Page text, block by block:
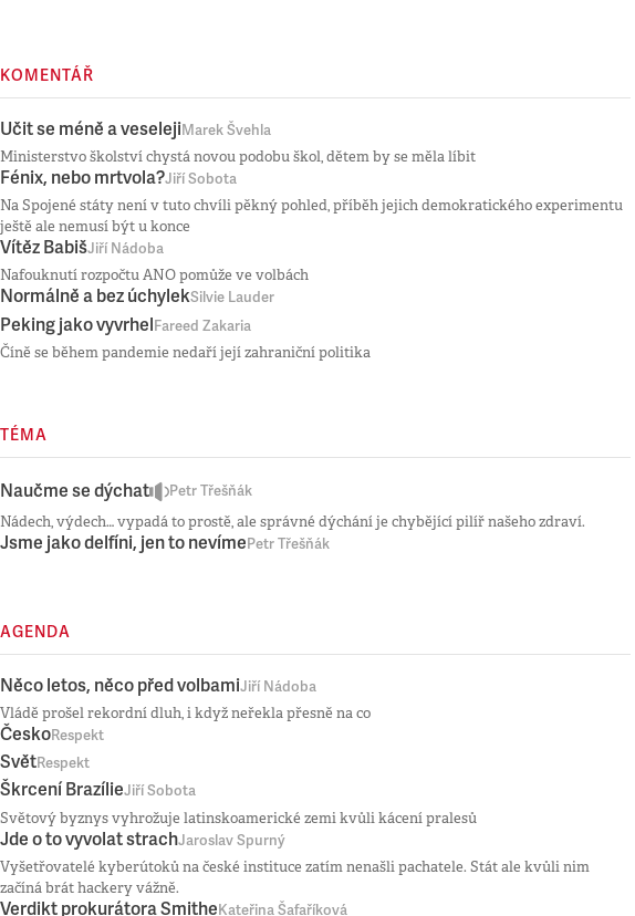
KOMENTÁŘ
Učit se méně a veselejiMarek Švehla
Ministerstvo školství chystá novou podobu škol, dětem by se měla líbit
Fénix, nebo mrtvola?Jiří Sobota
Na Spojené státy není v tuto chvíli pěkný pohled, příběh jejich demokratického experimentu
ještě ale nemusí být u konce
Vítěz BabišJiří Nádoba
Nafouknutí rozpočtu ANO pomůže ve volbách
Normálně a bez úchylekSilvie Lauder
Peking jako vyvrhelFareed Zakaria
Číně se během pandemie nedaří její zahraniční politika
TÉMA
Naučme se dýchat Petr Třešňák
Nádech, výdech… vypadá to prostě, ale správné dýchání je chybějící pilíř našeho zdraví.
Jsme jako delfíni, jen to nevímePetr Třešňák
AGENDA
Něco letos, něco před volbamiJiří Nádoba
Vládě prošel rekordní dluh, i když neřekla přesně na co
ČeskoRespekt
SvětRespekt
Škrcení BrazílieJiří Sobota
Světový byznys vyhrožuje latinskoamerické zemi kvůli kácení pralesů
Jde o to vyvolat strachJaroslav Spurný
Vyšetřovatelé kyberútoků na české instituce zatím nenašli pachatele. Stát ale kvůli nim
začíná brát hackery vážně.
Verdikt prokurátora SmitheKateřina Šafaříková